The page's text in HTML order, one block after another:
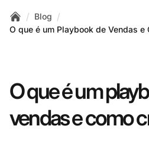
Home
/ Blog /
O que é um Playbook de Vendas e
O que é um
vendas e como